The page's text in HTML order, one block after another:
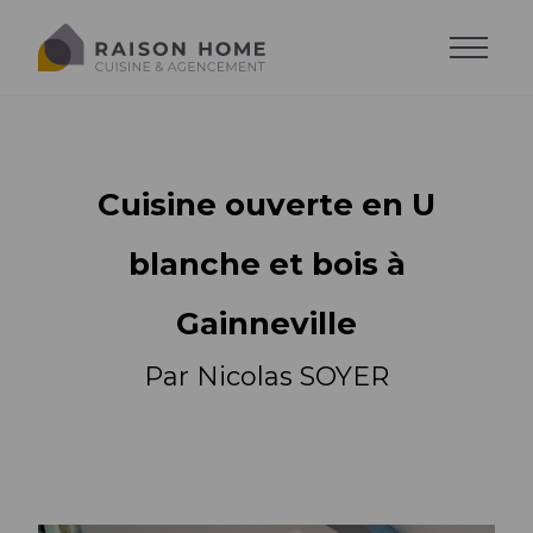
La cuisine équipée
Cuisine design
Accessoires
Agencements
Cuisine ouverte en U
blanche et bois à
Gainneville
Par Nicolas SOYER